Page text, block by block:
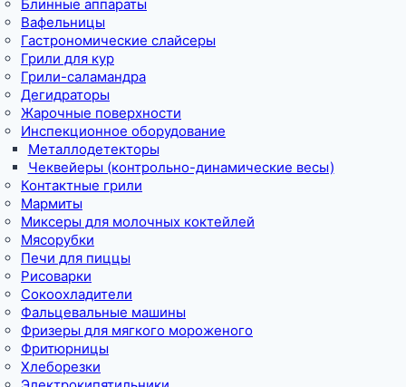
Блинные аппараты
Вафельницы
Гастрономические слайсеры
Грили для кур
Грили-саламандра
Дегидраторы
Жарочные поверхности
Инспекционное оборудование
Металлодетекторы
Чеквейеры (контрольно-динамические весы)
Контактные грили
Мармиты
Миксеры для молочных коктейлей
Мясорубки
Печи для пиццы
Рисоварки
Сокоохладители
Фальцевальные машины
Фризеры для мягкого мороженого
Фритюрницы
Хлеборезки